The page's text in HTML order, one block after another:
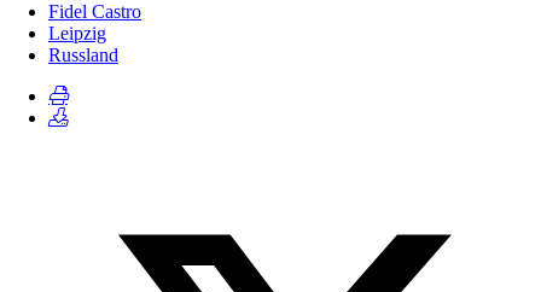
Fidel Castro
Leipzig
Russland